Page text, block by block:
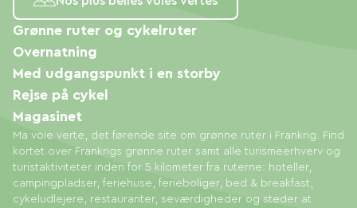
Ma voie verte, det førende site om grønne ruter i Frankrig. Find
kortet over Frankrigs grønne ruter samt alle turismeerhverv og
turistaktiviteter inden for 5 kilometer fra ruterne: hoteller,
campingpladser, feriehuse, ferieboliger, bed & breakfast,
cykeludlejere, restauranter, seværdigheder og steder at
Grønne ruter og cykelruter
Overnatning
Med udgangspunkt i en storby
Rejse på cykel
Magasinet